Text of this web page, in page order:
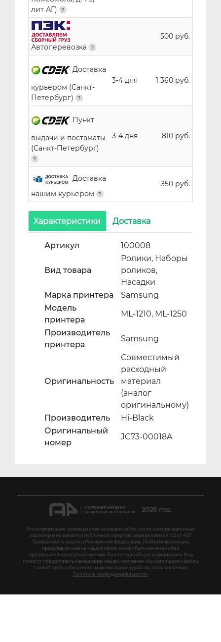
лит АГ)
Автоперевозка
500 руб.
Доставка
курьером (Санкт-
Петербург)
3-4 дня 1 360 руб.
Пункт
выдачи и постаматы
(Санкт-Петербург)
3-4 дня 810 руб.
Доставка
нашим курьером
350 руб.
Характеристики Доставка
Артикул 100008
Вид товара
Ролики, Наборы
роликов,
Насадки
Марка принтера
Samsung
Модель
принтера
ML-1210, ML-1250
Производитель
принтера
Samsung
Оригинальность
Совместимый
расходный
материал
(аналог
оригинальному)
Производитель
Hi-Black
Оригинальный
номер
JC73-00018A
2026 год.
Вся информация, размещенная на нашем сайте, носит информационный
характер и не является публичной офертой, определяемой п.2 ст. 437
Гражданского кодекса Российской Федерации. Любая информация,
представленная на нашем сайте, может быть изменена без
предварительного уведомления. Более подробную информацию Вам
помогут предоставить менеджеры нашей компании. Мы используем файлы
"cookie", чтобы обеспечить максимальное удобство пользователям.
Политика конфиденциальности.